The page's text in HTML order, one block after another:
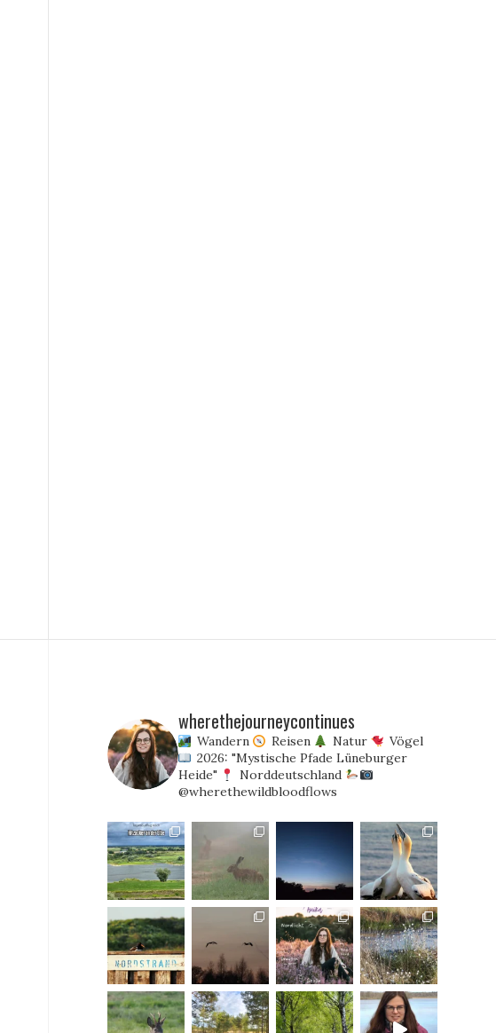
wherethejourneycontinues
Wandern Reisen Natur
Vögel
2026: "Mystische Pfade Lüneburger
Heide"
Norddeutschland
@wherethewildbloodflows